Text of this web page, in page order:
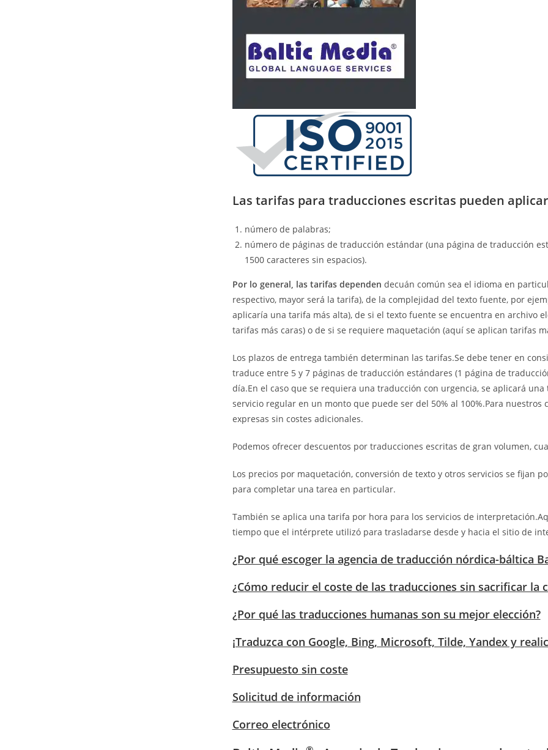
Las tarifas para traducciones escritas pueden
número de palabras;
número de páginas de traducción estándar (una página de traducción
1500 caracteres sin espacios).
Por lo general, las tarifas dependen decuán común sea el idioma en
respectivo, mayor será la tarifa), de la complejidad del texto fuente, por
aplicaría una tarifa más alta), de si el texto fuente se encuentra en archivo
tarifas más caras) o de si se requiere maquetación (aquí se aplican tarifas
Los plazos de entrega también determinan las tarifas.Se debe tener en
traduce entre 5 y 7 páginas de traducción estándares (1 página de
día.En el caso que se requiera una traducción con urgencia, se aplicará
servicio regular en un monto que puede ser del 50% al 100%.Para
expresas sin costes adicionales.
Podemos ofrecer descuentos por traducciones escritas de gran volumen,
Los precios por maquetación, conversión de texto y otros servicios se fijan
para completar una tarea en particular.
También se aplica una tarifa por hora para los servicios de
tiempo que el intérprete utilizó para trasladarse desde y hacia el sitio de
¿Por qué escoger la agencia de traducción nórdica-báltica
¿Cómo reducir el coste de las traducciones sin sacrificar la
¿Por qué las traducciones humanas son su mejor elección?
¡Traduzca con Google, Bing, Microsoft, Tilde, Yandex y
Presupuesto sin coste
Solicitud de información
Correo electrónico